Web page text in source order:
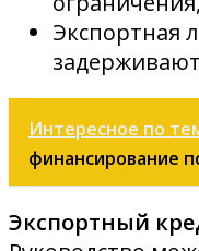
Экспортная
Интересное по
финансирование
Экспортный